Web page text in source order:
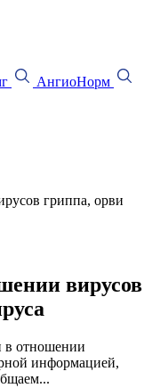
АнгиоНорм
гриппа, орви
вирусов
в отношении
информацией,